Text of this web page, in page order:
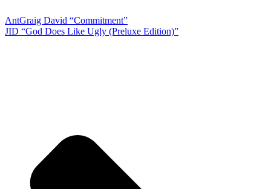
AntGraig David “Commitment”
JID “God Does Like Ugly (Preluxe Edition)”